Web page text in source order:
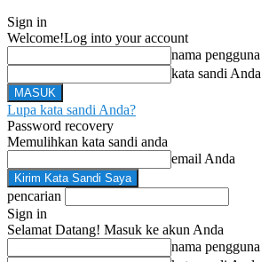
Sign in
Welcome!Log into your account
nama pengguna
kata sandi Anda
Lupa kata sandi Anda?
Password recovery
Memulihkan kata sandi anda
email Anda
pencarian
Sign in
Selamat Datang! Masuk ke akun Anda
nama pengguna